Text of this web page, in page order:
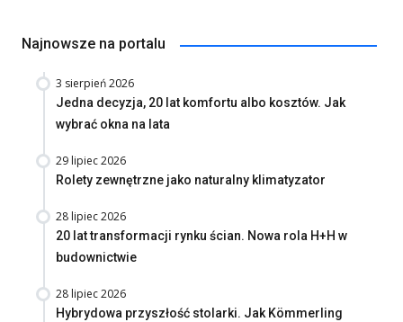
Najnowsze na portalu
3 sierpień 2026
Jedna decyzja, 20 lat komfortu albo kosztów. Jak
wybrać okna na lata
29 lipiec 2026
Rolety zewnętrzne jako naturalny klimatyzator
28 lipiec 2026
20 lat transformacji rynku ścian. Nowa rola H+H w
budownictwie
28 lipiec 2026
Hybrydowa przyszłość stolarki. Jak Kömmerling